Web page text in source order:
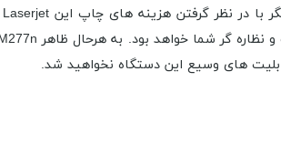
های وسیع این دستگاه نخواهید شد.